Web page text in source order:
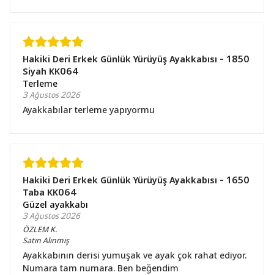
Hakiki Deri Erkek Günlük Yürüyüş Ayakkabısı - 1850
Siyah KK064
Terleme
3 Ağustos 2026
Ayakkabılar terleme yapıyormu
Hakiki Deri Erkek Günlük Yürüyüş Ayakkabısı - 1650
Taba KK064
Güzel ayakkabı
3 Ağustos 2026
ÖZLEM K.
Satın Alınmış
Ayakkabının derisi yumuşak ve ayak çok rahat ediyor.
Numara tam numara. Ben beğendim